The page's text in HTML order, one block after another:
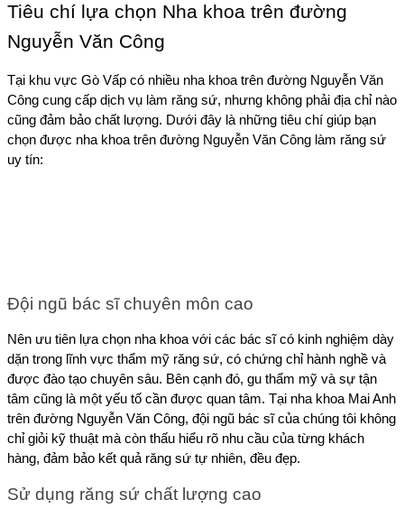
Tiêu chí lựa chọn Nha khoa trên đường
Nguyễn Văn Công
Tại khu vực Gò Vấp có nhiều nha khoa trên đường Nguyễn Văn
Công cung cấp dịch vụ làm răng sứ, nhưng không phải địa chỉ nào
cũng đảm bảo chất lượng. Dưới đây là những tiêu chí giúp bạn
chọn được nha khoa trên đường Nguyễn Văn Công làm răng sứ
uy tín:
Đội ngũ bác sĩ chuyên môn cao
Nên ưu tiên lựa chọn nha khoa với các bác sĩ có kinh nghiệm dày
dặn trong lĩnh vực thẩm mỹ răng sứ, có chứng chỉ hành nghề và
được đào tạo chuyên sâu. Bên cạnh đó, gu thẩm mỹ và sự tận
tâm cũng là một yếu tố cần được quan tâm. Tại nha khoa Mai Anh
trên đường Nguyễn Văn Công, đội ngũ bác sĩ của chúng tôi không
chỉ giỏi kỹ thuật mà còn thấu hiểu rõ nhu cầu của từng khách
hàng, đảm bảo kết quả răng sứ tự nhiên, đều đẹp.
Sử dụng răng sứ chất lượng cao